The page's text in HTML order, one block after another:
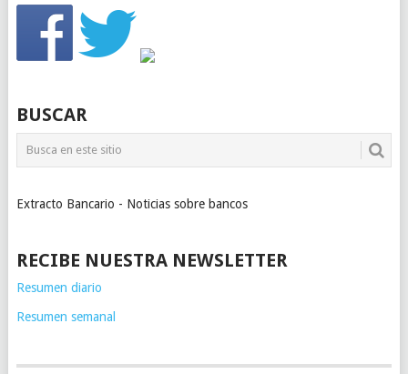
BUSCAR
Extracto Bancario - Noticias sobre bancos
RECIBE NUESTRA NEWSLETTER
Resumen diario
Resumen semanal